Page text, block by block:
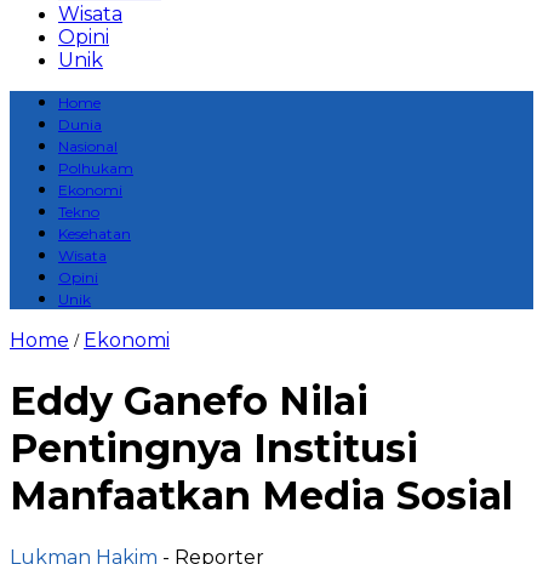
Wisata
Opini
Unik
Home
Dunia
Nasional
Polhukam
Ekonomi
Tekno
Kesehatan
Wisata
Opini
Unik
Home / Ekonomi
Eddy Ganefo Nilai
Pentingnya Institusi
Manfaatkan Media Sosial
Lukman Hakim - Reporter